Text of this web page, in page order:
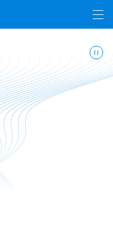
Menü